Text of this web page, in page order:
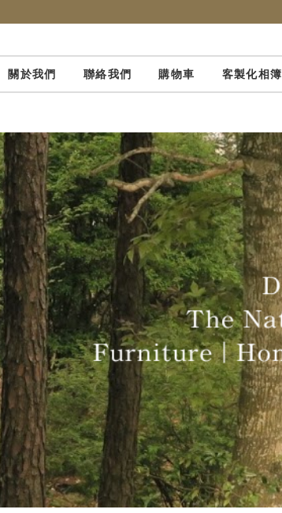
關於我們 聯絡我們 購物車 客製化相簿